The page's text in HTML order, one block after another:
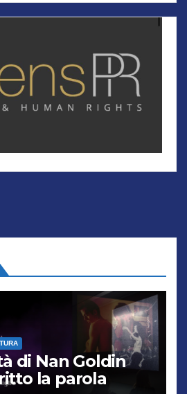
di Nan Goldin
la parola